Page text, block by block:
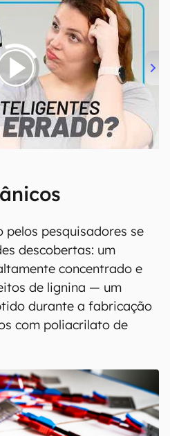
pesquisadores se
descobertas: um
concentrado e
de lignina — um
durante a fabricação
com poliacrilato de